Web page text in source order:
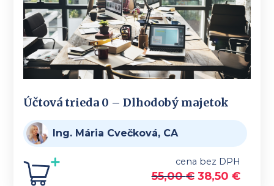
Účtová trieda 0 – Dlhodobý majetok
Ing. Mária Cvečková, CA
cena bez DPH
55,00€ 38,50 €